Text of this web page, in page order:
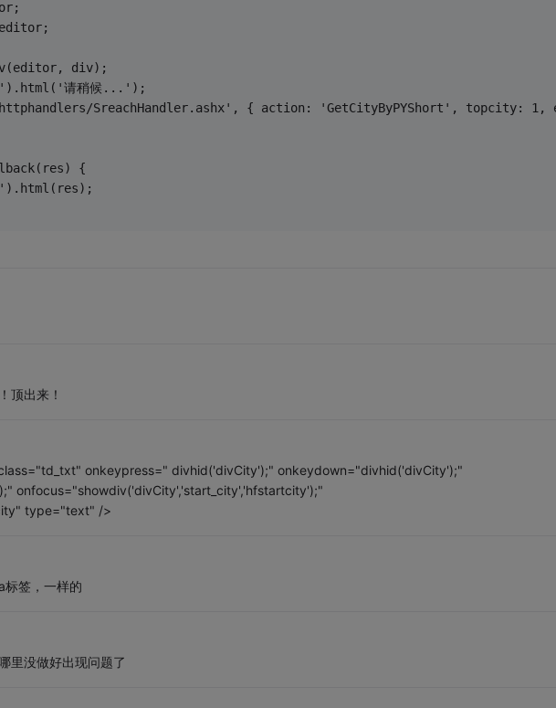
div);
请稍候...');
SreachHandler.ashx', { action: 'GetCityByPYShort', topcity:
{
顶出来！
onkeypress=" divhid('divCity');" onkeydown="divhid('divCity');"
onfocus="showdiv('divCity','start_city','hfstartcity');"
type="text" />
标签，一样的
里没做好出现问题了